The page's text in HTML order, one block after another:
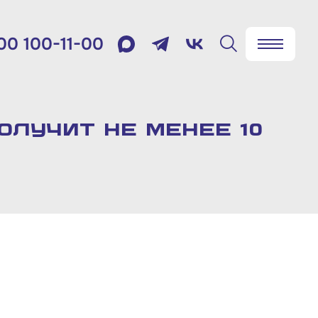
100-11-00
100-11-00 не менее 10